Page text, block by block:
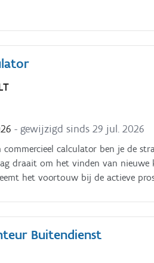
- gewijzigd sinds 29 jul. 2026
commercieel calculator ben je de
draait om het vinden van
het voortouw bij de actieve
Buitendienst